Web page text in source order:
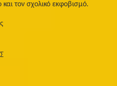
τον σχολικό εκφοβισμό.